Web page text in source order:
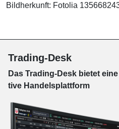
Bildherkunft: Fotolia
Trading-Desk
Das Trading-Desk bie­tet
tive Han­dels­platt­form